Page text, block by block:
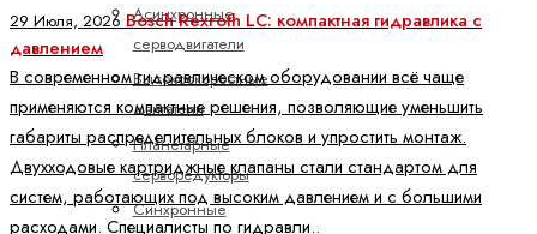
Асинхронные
серводвигатели
Высокоскоростные
двигатели
Планетарные
серворедукторы
Синхронные
29 Июля, 2026 Bosch Rexroth LC: компактная гидравлика с
давлением
В современном гидравлическом оборудовании всё чаще
применяются компактные решения, позволяющие уменьшить
габариты распределительных блоков и упростить монтаж.
Двухходовые картриджные клапаны стали стандартом для
систем, работающих под высоким давлением и с большими
расходами. Специалисты по гидравли..